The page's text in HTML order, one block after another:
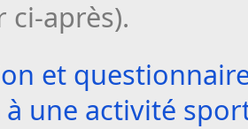
ci-après).
et
une activité